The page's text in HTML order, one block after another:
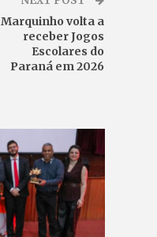
Marquinho volta a
receber Jogos
Escolares do
Paraná em 2026